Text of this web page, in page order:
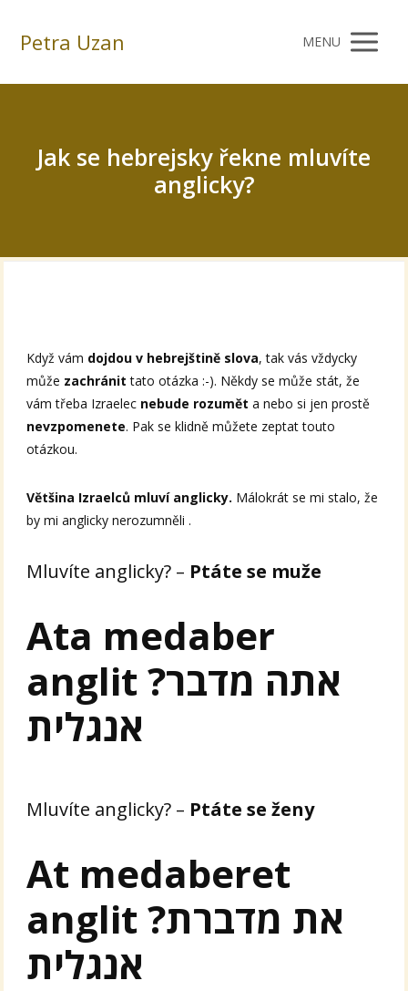
Petra Uzan MENU
Jak se hebrejsky řekne mluvíte
anglicky?
Když vám dojdou v hebrejštině slova, tak vás vždycky
může zachránittato otázka :-). Někdy se může stát, že
vám třeba Izraelec nebude rozumět a nebo si jen prostě
nevzpomenete. Pak se klidně můžete zeptat touto
otázkou.
Většina Izraelců mluví anglicky. Málokrát se mi stalo, že
by mi anglicky nerozumněli .
Mluvíte anglicky? – Ptáte se muže
Ata medaber
anglit ?אתה מדבר
אנגלית
Mluvíte anglicky? – Ptáte se ženy
At medaberet
anglit ?את מדברת
אנגלית